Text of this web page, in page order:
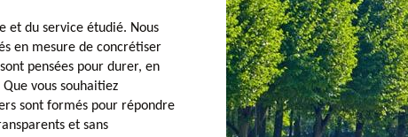
et du service étudié. Nous
en mesure de concrétiser
pensées pour durer, en
vous souhaitiez
sont formés pour répondre
et sans